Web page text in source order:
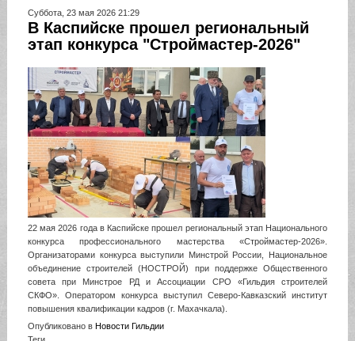
Суббота, 23 мая 2026 21:29
В Каспийске прошел региональный
этап конкурса "Строймастер-2026"
22 мая 2026 года в Каспийске прошел региональный этап Национального
конкурса профессионального мастерства «Строймастер-2026».
Организаторами конкурса выступили Минстрой России, Национальное
объединение строителей (НОСТРОЙ) при поддержке Общественного
совета при Минстрое РД и Ассоциации СРО «Гильдия строителей
СКФО». Оператором конкурса выступил Северо-Кавказский институт
повышения квалификации кадров (г. Махачкала).
Опубликовано в Новости Гильдии